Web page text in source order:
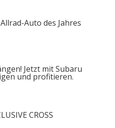
Auto des Jahres
Jetzt mit Subaru
und profitieren.
CROSS